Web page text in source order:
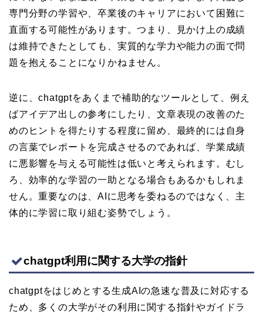
専門分野の学習や、卒業後のキャリアにおいて困難に
直面する可能性があります。つまり、見かけ上の成績
は維持できたとしても、実質的な学力や能力の面で問
題を抱えることになりかねません。
逆に、chatgptをあくまで補助的なツールとして、例え
ばアイデア出しの参考にしたり、文章表現の改善のた
めのヒントを得たりする程度に留め、最終的には自身
の言葉でレポートを完成させるのであれば、学業成績
に悪影響を与える可能性は低いと考えられます。むし
ろ、効率的な学習の一助となる場合もあるかもしれま
せん。重要なのは、AIに思考を委ねるのではなく、主
体的に学習に取り組む姿勢でしょう。
chatgpt利用に関する大学の指針
chatgptをはじめとする生成AIの急速な普及に対応する
ため、多くの大学がその利用に関する指針やガイドラ